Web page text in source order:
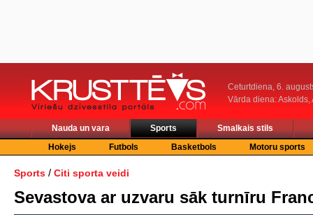
Ceturtdiena, 6.
Vārda diena: Askolds,
Nauda un vara Sports
Smalkais stils
Hokejs
Futbols Basketbols Motoru sports
Sports / Citi sporta veidi
Sevastova ar uzvaru sāk turnīru